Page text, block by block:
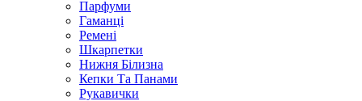
Парфуми
Гаманці
Ремені
Шкарпетки
Нижня Білизна
Кепки Та Панами
Рукавички